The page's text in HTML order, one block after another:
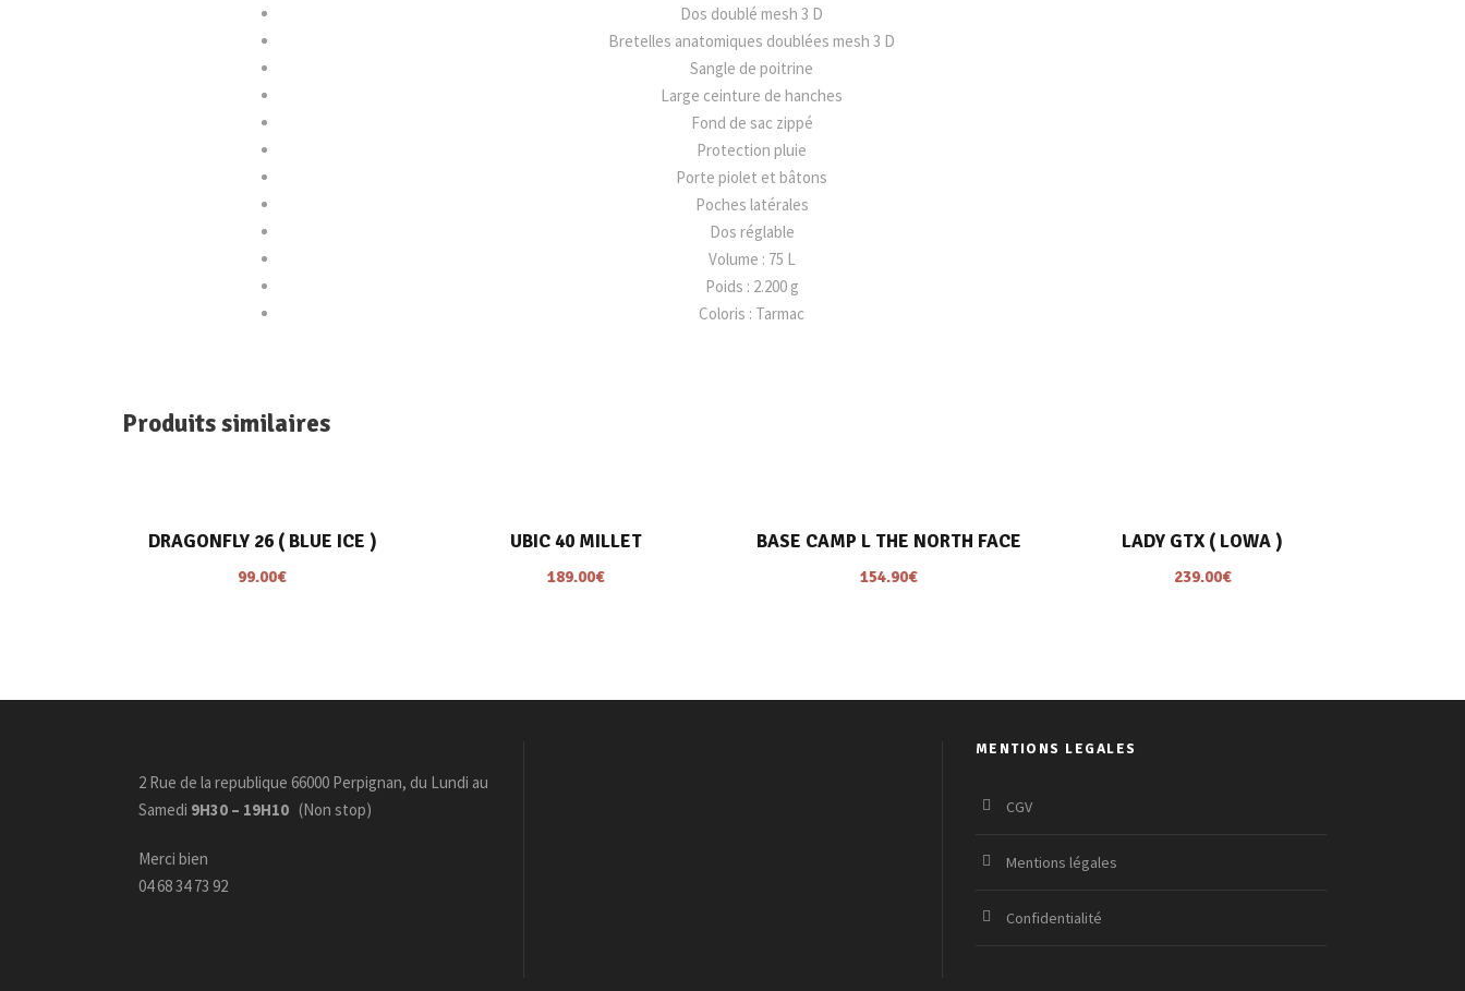
K
K
E
R
7
5
W
I
L
S
A
Dos doublé mesh 3 D
Bretelles anatomiques doublées mesh 3 D
Sangle de poitrine
Large ceinture de hanches
Fond de sac zippé
Protection pluie
Porte piolet et bâtons
Poches latérales
Dos réglable
Volume : 75 L
Poids : 2.200 g
Coloris : Tarmac
Produits similaires
DRAGONFLY 26 ( BLUE ICE )
99.00€
UBIC 40 MILLET
189.00€
BASE CAMP L THE NORTH FACE
154.90€
LADY GTX ( LOWA )
239.00€
2 Rue de la republique 66000 Perpignan, du Lundi au
Samedi 9H30 – 19H10 (Non stop)
Merci bien
04 68 34 73 92
MENTIONS LEGALES
CGV
Mentions légales
Confidentialité